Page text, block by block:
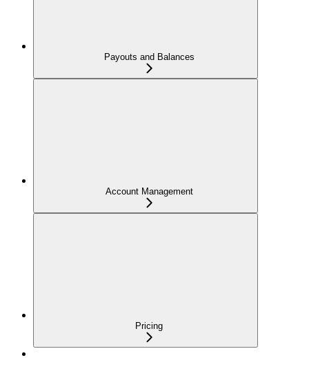
Payouts and Balances
Account Management
Pricing